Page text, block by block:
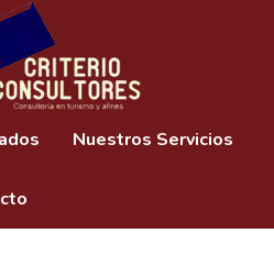
Nuestros Servicios